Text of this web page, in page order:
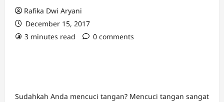
Rafika Dwi Aryani
December 15, 2017
3 minutes read
0 comments
Sudahkah Anda mencuci tangan? Mencuci tangan sangat